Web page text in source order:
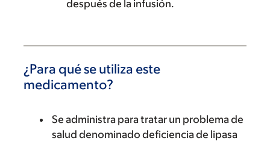
después de la infusión.
¿Para qué se utiliza este
medicamento?
Se administra para tratar un problema de
salud denominado deficiencia de lipasa